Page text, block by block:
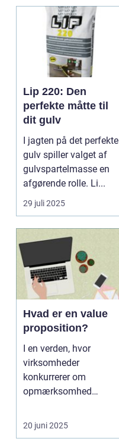
Lip 220: Den
perfekte måtte til
dit gulv
I jagten på det perfekte
gulv spiller valget af
gulvspartelmasse en
afgørende rolle. Li...
29 juli 2025
Hvad er en value
proposition?
I en verden, hvor
virksomheder
konkurrerer om
opmærksomhed
proposition v&ae...
20 juni 2025